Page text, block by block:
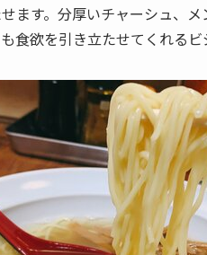
ます。分厚いチャーシュ、
食欲を引き立たせてくれるビ